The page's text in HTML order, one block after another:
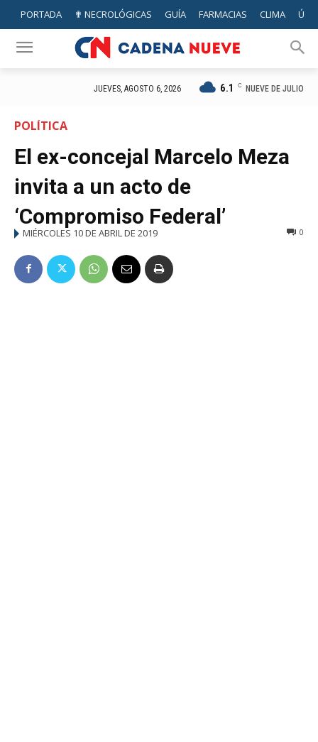
PORTADA ✟ NECROLÓGICAS GUÍA FARMACIAS CLIMA
JUEVES, AGOSTO 6, 2026 6.1 C NUEVE DE JULIO
POLÍTICA
El ex-concejal Marcelo Meza
invita a un acto de
‘Compromiso Federal’
MIÉRCOLES 10 DE ABRIL DE 2019 0